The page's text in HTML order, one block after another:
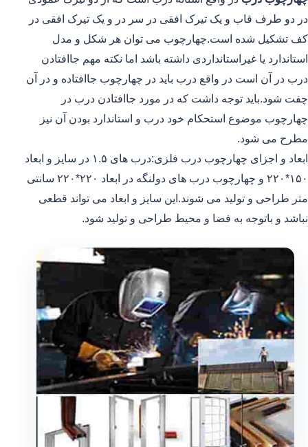
در دو طرف قاب و یک تیرک افقی در سر در و یک تیرک افقی در
کف تشکیل شده است.چهارچوب می توان هر شکل و مدل
استاندارد یا غیراستانداردی داشته باشد اما نکته مهم جاافتادن
درب در آن است در واقع درب باید در چهارچوب جاافتاده و در آن
چفت شود.باید توجه داشت که در مورد جاافتادن درب در
چهارچوب موضوع استحکام خود درب و استاندارد بودن آن نیز
مطرح می شود.
ابعاد و اجزای چهارچوب درب فلزی:درب های ۱.۵ در سایز و ابعاد
۱۵۰*۲۲۰ و چهارچوب درب های دولنگه در ابعاد ۲۲۰*۲۲۰ سانتی
متر طراحی و تولید می شوند.این سایز و ابعاد می تواند قطعی
نباشد و باتوجه به فضا و محیط طراحی و تولید شود.